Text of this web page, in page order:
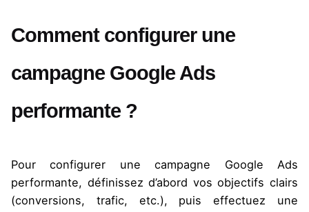
Comment configurer une
campagne Google Ads
performante ?
Pour configurer une campagne Google Ads
performante, définissez d’abord vos objectifs clairs
(conversions, trafic, etc.), puis effectuez une